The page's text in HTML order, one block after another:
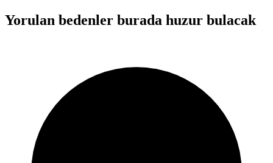
Macera, doğa ve keşif aynı rotada buluştu
Yorulan bedenler burada huzur bulacak